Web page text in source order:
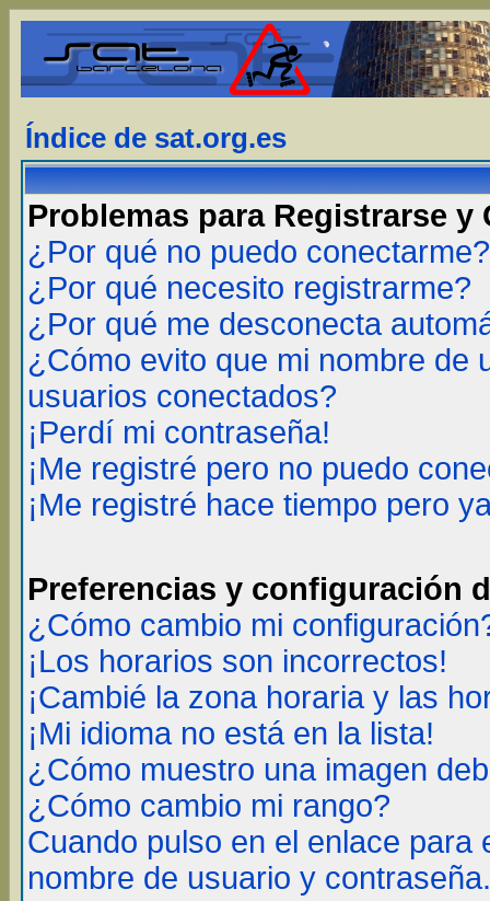
Índice de sat.org.es
Problemas para Registrarse y
¿Por qué no puedo conectarme?
¿Por qué necesito registrarme?
¿Por qué me desconecta
¿Cómo evito que mi nombre de
usuarios conectados?
¡Perdí mi contraseña!
¡Me registré pero no puedo
¡Me registré hace tiempo pero
Preferencias y configuración
¿Cómo cambio mi
¡Los horarios son incorrectos!
¡Cambié la zona horaria y las
¡Mi idioma no está en la lista!
¿Cómo muestro una imagen
¿Cómo cambio mi rango?
Cuando pulso en el enlace
nombre de usuario y contraseña.